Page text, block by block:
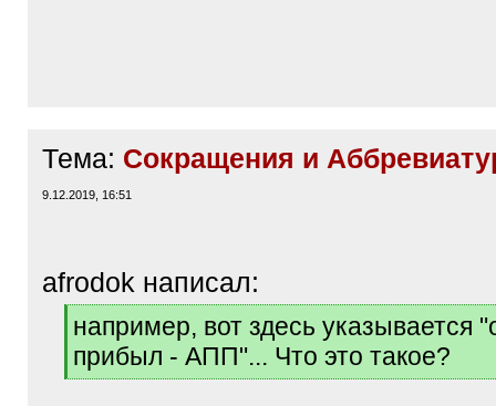
Тема: Сокращения и
9.12.2019, 16:51
afrodok написал:
[
qнапример, вот здесь указывается
прибыл - АПП"... Что это такое?
[